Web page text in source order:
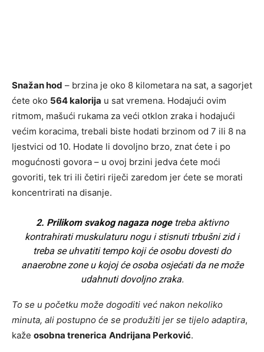
Snažan hod – brzina je oko 8 kilometara na sat, a sagorjet
ćete oko 564 kalorija u sat vremena. Hodajući ovim
ritmom, mašući rukama za veći otklon zraka i hodajući
većim koracima, trebali biste hodati brzinom od 7 ili 8 na
ljestvici od 10. Hodate li dovoljno brzo, znat ćete i po
mogućnosti govora – u ovoj brzini jedva ćete moći
govoriti, tek tri ili četiri riječi zaredom jer ćete se morati
koncentrirati na disanje.
2. Prilikom svakog nagaza nogetreba aktivno
kontrahirati muskulaturu nogu i stisnuti trbušni zid i
treba se uhvatiti tempo koji će osobu dovesti do
anaerobne zone u kojoj će osoba osjećati da ne može
udahnuti dovoljno zraka.
To se u početku može dogoditi već nakon nekoliko
minuta, ali postupno će se produžiti jer se tijelo adaptira,
kaže osobna trenerica Andrijana Perković.